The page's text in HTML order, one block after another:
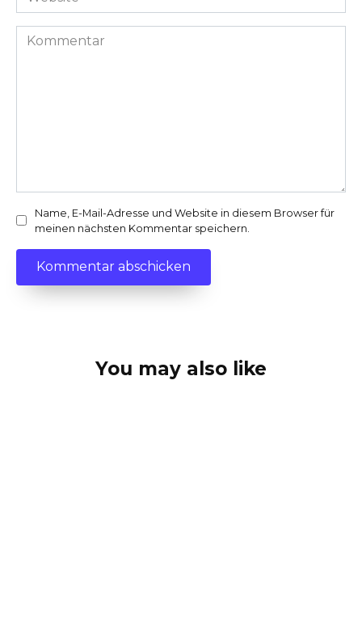
Kommentar
Name, E-Mail-Adresse und Website in diesem Browser für
meinen nächsten Kommentar speichern.
You may also like